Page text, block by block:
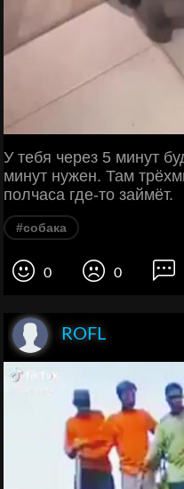
У тебя через 5 минут
минут нужен. Там
полчаса где-то займёт.
#собака
0 0
ROFL